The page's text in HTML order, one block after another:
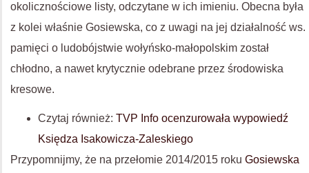
okolicznościowe listy, odczytane w ich imieniu. Obecna była
z kolei właśnie Gosiewska, co z uwagi na jej działalność ws.
pamięci o ludobójstwie wołyńsko-małopolskim został
chłodno, a nawet krytycznie odebrane przez środowiska
kresowe.
Czytaj również: TVP Info ocenzurowała wypowiedź
Księdza Isakowicza-Zaleskiego
Przypomnijmy, że na przełomie 2014/2015 roku Gosiewska